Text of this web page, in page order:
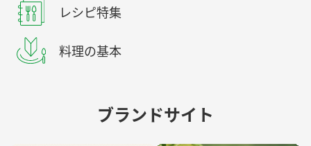
レシピ特集
料理の基本
ブランドサイト